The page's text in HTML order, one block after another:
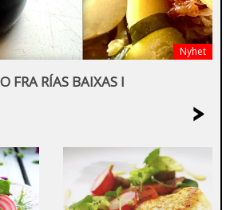
Nyhet
>
FRA RÍAS BAIXAS I